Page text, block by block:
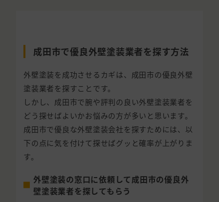
成田市で優良外壁塗装業者を探す方法
外壁塗装を成功させるカギは、成田市の優良外壁
塗装業者を探すことです。
しかし、成田市で腕や評判の良い外壁塗装業者を
どう探せばよいかお悩みの方が多いと思います。
成田市で優良な外壁塗装会社を探すためには、以
下の点に気を付けて探せばグッと確率が上がりま
す。
外壁塗装の窓口に依頼して成田市の優良外
壁塗装業者を探してもらう